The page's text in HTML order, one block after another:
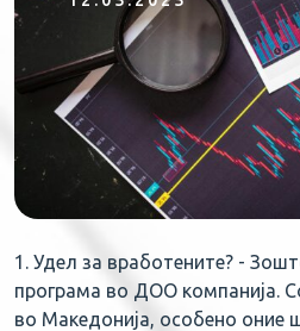
1. Удел за вработените? -
програма во ДОО компанија.
во Македонија, особено оние